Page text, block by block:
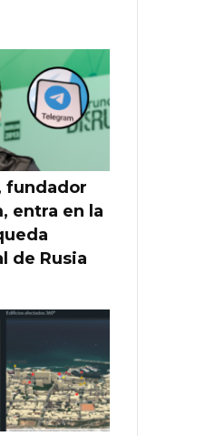
fundador
entra en la
de Rusia